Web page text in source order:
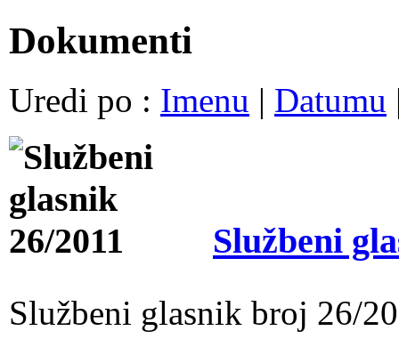
Dokumenti
Uredi po : Imenu | Datumu
Službeni
Službeni glasnik broj 26/